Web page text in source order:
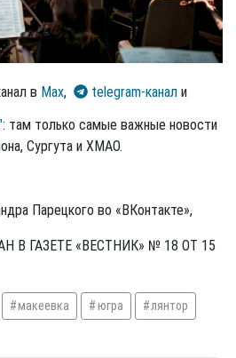
в Max, telegram-канал и
: там только самые важные новости
Сургута и ХМАО.
Парецкого во «ВКонтакте»,
В ГАЗЕТЕ «ВЕСТНИК» № 18 ОТ 15
макеевка югра лянтор